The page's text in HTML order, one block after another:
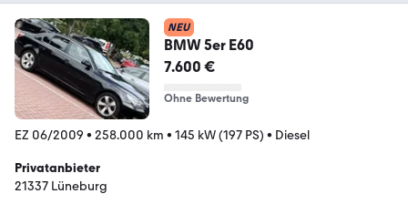
NEU
BMW 5er E60
7.600 €
Ohne Bewertung
EZ 06/2009 • 258.000 km • 145 kW (197 PS) • Diesel
Privatanbieter
21337 Lüneburg